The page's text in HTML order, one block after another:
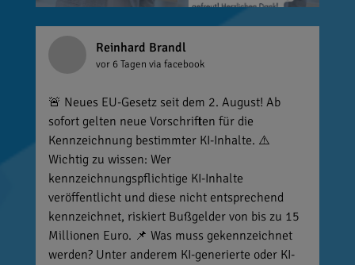
Reinhard Brandl
vor 6 Tagen via facebook
🚨 Neues EU-Gesetz seit dem 2. August! Ab
sofort gelten neue Vorschriften für die
Kennzeichnung bestimmter KI-Inhalte. ⚠️
Wichtig zu wissen: Wer
kennzeichnungspflichtige KI-Inhalte
veröffentlicht und diese nicht entsprechend
kennzeichnet, riskiert Bußgelder von bis zu 15
Millionen Euro. 📌 Was muss gekennzeichnet
werden? Unter anderem KI-generierte oder KI-